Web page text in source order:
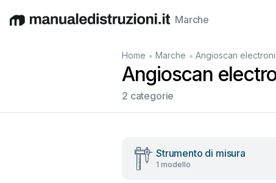
EnglishDeutschEspañol Italiano Français
Marche
Home • Marche • Angioscan
Angioscan
2 categorie
Strumento di misura
1 modello